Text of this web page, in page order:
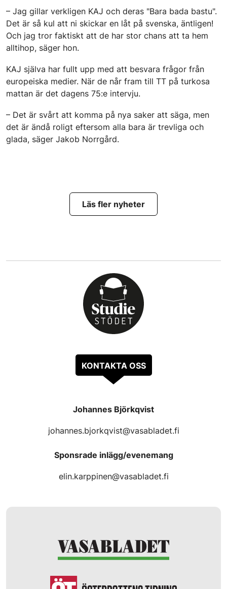
– Jag gillar verkligen KAJ och deras "Bara bada bastu".
Det är så kul att ni skickar en låt på svenska, äntligen!
Och jag tror faktiskt att de har stor chans att ta hem
alltihop, säger hon.
KAJ själva har fullt upp med att besvara frågor från
europeiska medier. När de når fram till TT på turkosa
mattan är det dagens 75:e intervju.
– Det är svårt att komma på nya saker att säga, men
det är ändå roligt eftersom alla bara är trevliga och
glada, säger Jakob Norrgård.
Läs fler nyheter
KONTAKTA OSS
Johannes Björkqvist
johannes.bjorkqvist@vasabladet.fi
Sponsrade inlägg/evenemang
elin.karppinen@vasabladet.fi